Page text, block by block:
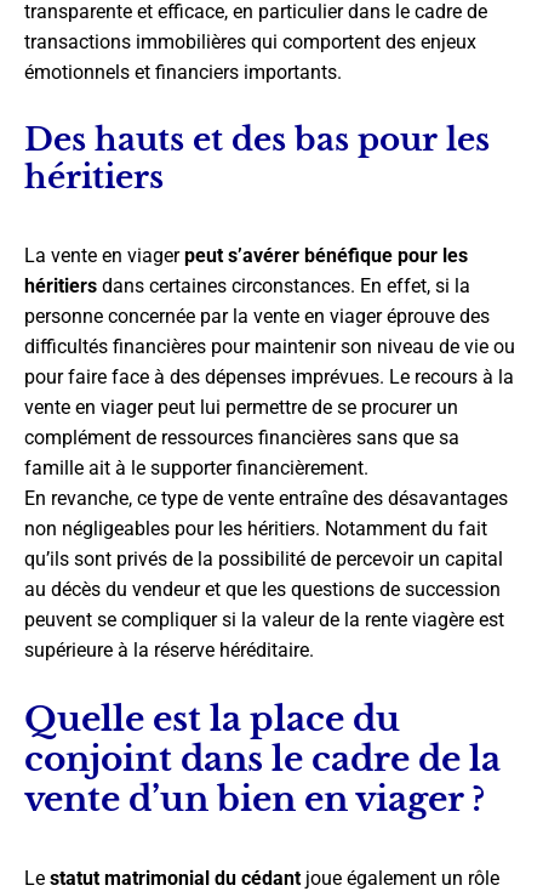
transparente et efficace, en particulier dans le cadre de
transactions immobilières qui comportent des enjeux
émotionnels et financiers importants.
Des hauts et des bas pour les
héritiers
La vente en viagerpeut s’avérer bénéfique pour les
héritiers dans certaines circonstances. En effet, si la
personne concernée par la vente en viager éprouve des
difficultés financières pour maintenir son niveau de vie ou
pour faire face à des dépenses imprévues. Le recours à la
vente en viager peut lui permettre de se procurer un
complément de ressources financières sans que sa
famille ait à le supporter financièrement.
En revanche, ce type de vente entraîne des désavantages
non négligeables pour les héritiers. Notamment du fait
qu’ils sont privés de la possibilité de percevoir un capital
au décès du vendeur et que les questions de succession
peuvent se compliquer si la valeur de la rente viagère est
supérieure à la réserve héréditaire.
Quelle est la place du
conjoint dans le cadre de la
vente d’un bien en viager ?
Le statut matrimonial du cédant joue également un rôle